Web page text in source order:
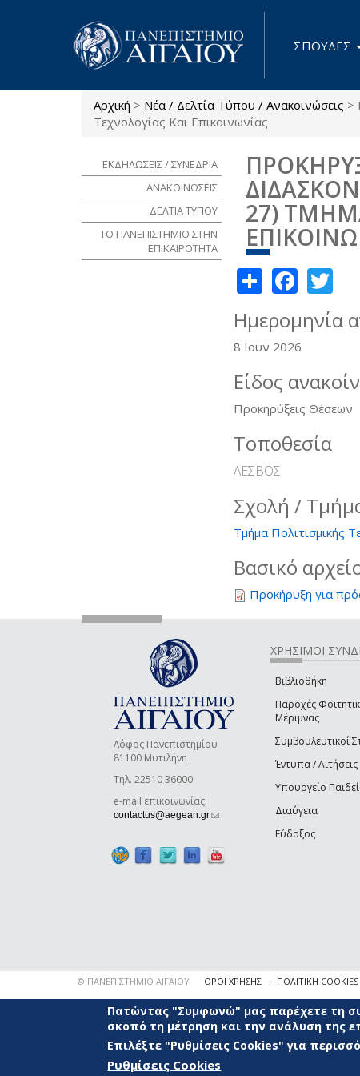
ΣΠΟΥΔΕΣ
Είστε εδώ
Αρχική > Νέα / Δελτία Τύπου / Ανακοινώσεις >
Τεχνολογίας Και Επικοινωνίας
27)
Share
Ημερομηνία
8 Ιουν 2026
Είδος
Προκηρύξεις Θέσεων
Τοποθεσία
ΛΕΣΒΟΣ
Σχολή /
Τμήμα Πολιτισμικής
Βασικό
Προκήρυξη για
ΕΚΔΗΛΩΣΕΙΣ / ΣΥΝΕΔΡΙΑ
ΑΝΑΚΟΙΝΩΣΕΙΣ
ΔΕΛΤΙΑ ΤΥΠΟΥ
ΤΟ ΠΑΝΕΠΙΣΤΗΜΙΟ ΣΤΗΝ
ΕΠΙΚΑΙΡΟΤΗΤΑ
Λόφος Πανεπιστημίου
81100 Μυτιλήνη
Τηλ. 22510 36000
e-mail επικοινωνίας:
contactus@aegean.gr(link sends e-mail)
ΧΡΗΣΙΜΟΙ
Βιβλιοθήκη
Παροχές
Μέριμνας
Συμβουλευτικοί
Έντυπα / Αιτήσεις
Υπουργείο
Διαύγεια
Εύδοξος
© ΠΑΝΕΠΙΣΤΗΜΙΟ ΑΙΓΑΙΟΥ ΟΡΟΙ ΧΡΗΣΗΣ ΠΟΛΙΤΙΚΗ COOKIES
Πατώντας "Συμφωνώ" μας παρέχετε τη
σκοπό τη μέτρηση και την ανάλυση της
Επιλέξτε "Ρυθμίσεις Cookies" για
Ρυθμίσεις Cookies